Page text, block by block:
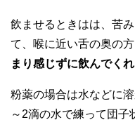
飲ませるときはは、苦
て、喉に近い舌の奥の
まり感じずに飲んでく
粉薬の場合は水などに
～2滴の水で練って団